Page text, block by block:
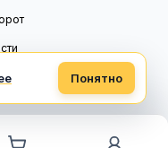
данныхПонятно